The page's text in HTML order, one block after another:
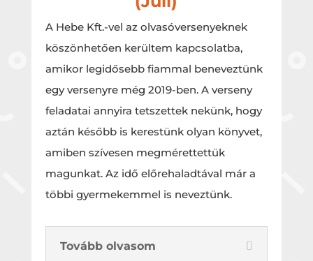
A Hebe Kft.-vel az olvasóversenyeknek
köszönhetően kerültem kapcsolatba,
amikor legidősebb fiammal beneveztünk
egy versenyre még 2019-ben. A verseny
feladatai annyira tetszettek nekünk, hogy
aztán később is kerestünk olyan könyvet,
amiben szívesen megmérettettük
magunkat. Az idő előrehaladtával már a
többi gyermekemmel is neveztünk.
Tovább olvasom